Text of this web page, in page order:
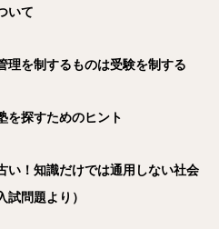
いて
理を制するものは受験を制する
を探すためのヒント
い！知識だけでは通用しない社会
問題より）